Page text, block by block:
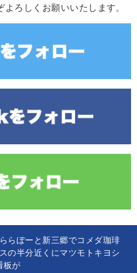
ろしくお願いいたします。
らぽーと新三郷でコメダ珈琲
の半分近くにマツモトキヨシ
板が